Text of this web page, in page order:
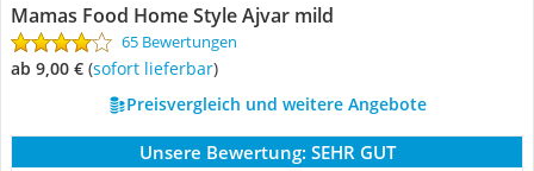
Mamas Food Home Style Ajvar mild
65 Bewertungen
ab 9,00 € ( Sofort lieferbar)
Preisvergleich und weitere Angebote
Unsere Bewertung: SEHR GUT